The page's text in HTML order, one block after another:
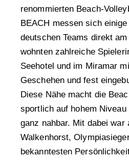
renommierten Beach-
BEACH messen sich
deutschen Teams direkt
wohnten zahlreiche
Seehotel und im Miramar
Geschehen und fest
Diese Nähe macht die
sportlich auf hohem
ganz nahbar. Mit dabei war
Walkenhorst,
bekanntesten